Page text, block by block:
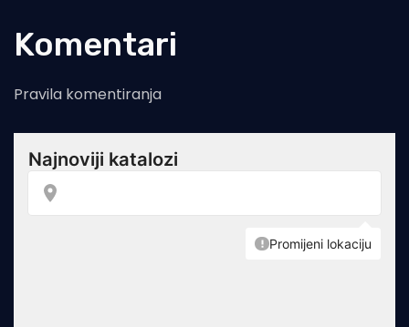
Komentari
Pravila komentiranja